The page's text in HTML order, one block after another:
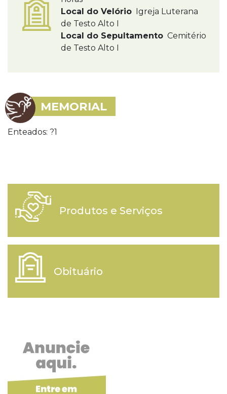
Local do Velório Igreja Luterana
de Testo Alto I
Local do Sepultamento Cemitério
de Testo Alto I
MEMORIAL
Enteados: ?1
Produtos e Serviços
Obituário